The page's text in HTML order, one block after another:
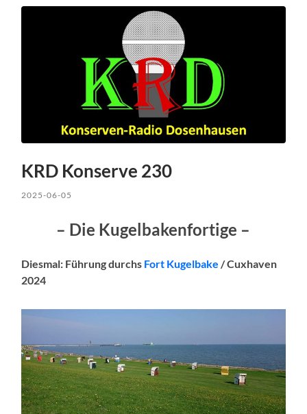
KRD Konserve 230
2025-06-05
– Die Kugelbakenfortige –
Diesmal: Führung durchs Fort Kugelbake / Cuxhaven
2024